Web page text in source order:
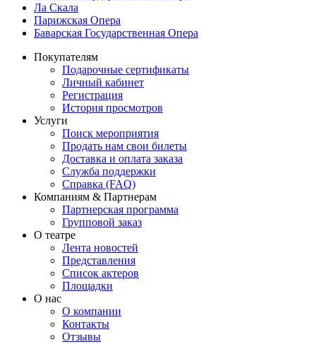
Ла Скала
Парижская Опера
Баварская Государственная Опера
Покупателям
Подарочные сертификаты
Личный кабинет
Регистрация
История просмотров
Услуги
Поиск мероприятия
Продать нам свои билеты
Доставка и оплата заказа
Служба поддержки
Справка (FAQ)
Компаниям & Партнерам
Партнерская программа
Групповой заказ
О театре
Лента новостей
Представления
Список актеров
Площадки
О нас
О компании
Контакты
Отзывы